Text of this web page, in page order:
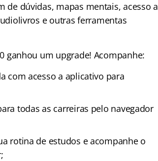
de dúvidas, mapas mentais, acesso a
e outras ferramentas
ganhou um upgrade! Acompanhe:
com acesso a aplicativo para
todas as carreiras pelo navegador
rotina de estudos e acompanhe o